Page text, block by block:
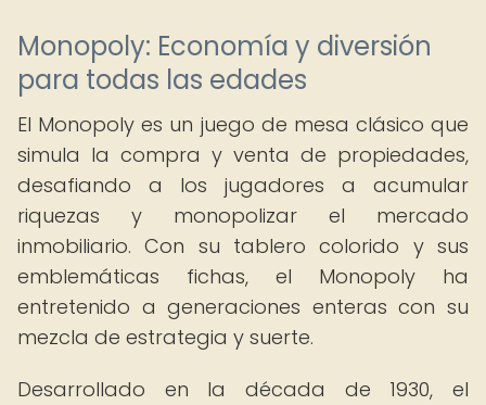
Monopoly: Economía y diversión
para todas las edades
El Monopoly es un juego de mesa clásico que
simula la compra y venta de propiedades,
desafiando a los jugadores a acumular
riquezas y monopolizar el mercado
inmobiliario. Con su tablero colorido y sus
emblemáticas fichas, el Monopoly ha
entretenido a generaciones enteras con su
mezcla de estrategia y suerte.
Desarrollado en la década de 1930, el